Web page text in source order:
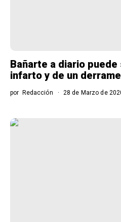
Bañarte a diario
infarto y de un
por Redacción 28 de Marzo de